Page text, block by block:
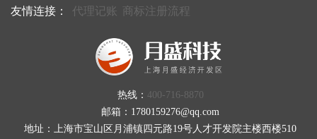
友情连接： 代理记账 商标注册流程
热线： 400-716-8870
邮箱：1780159276@qq.com
地址：上海市宝山区月浦镇四元路19号人才开发院主楼西楼510